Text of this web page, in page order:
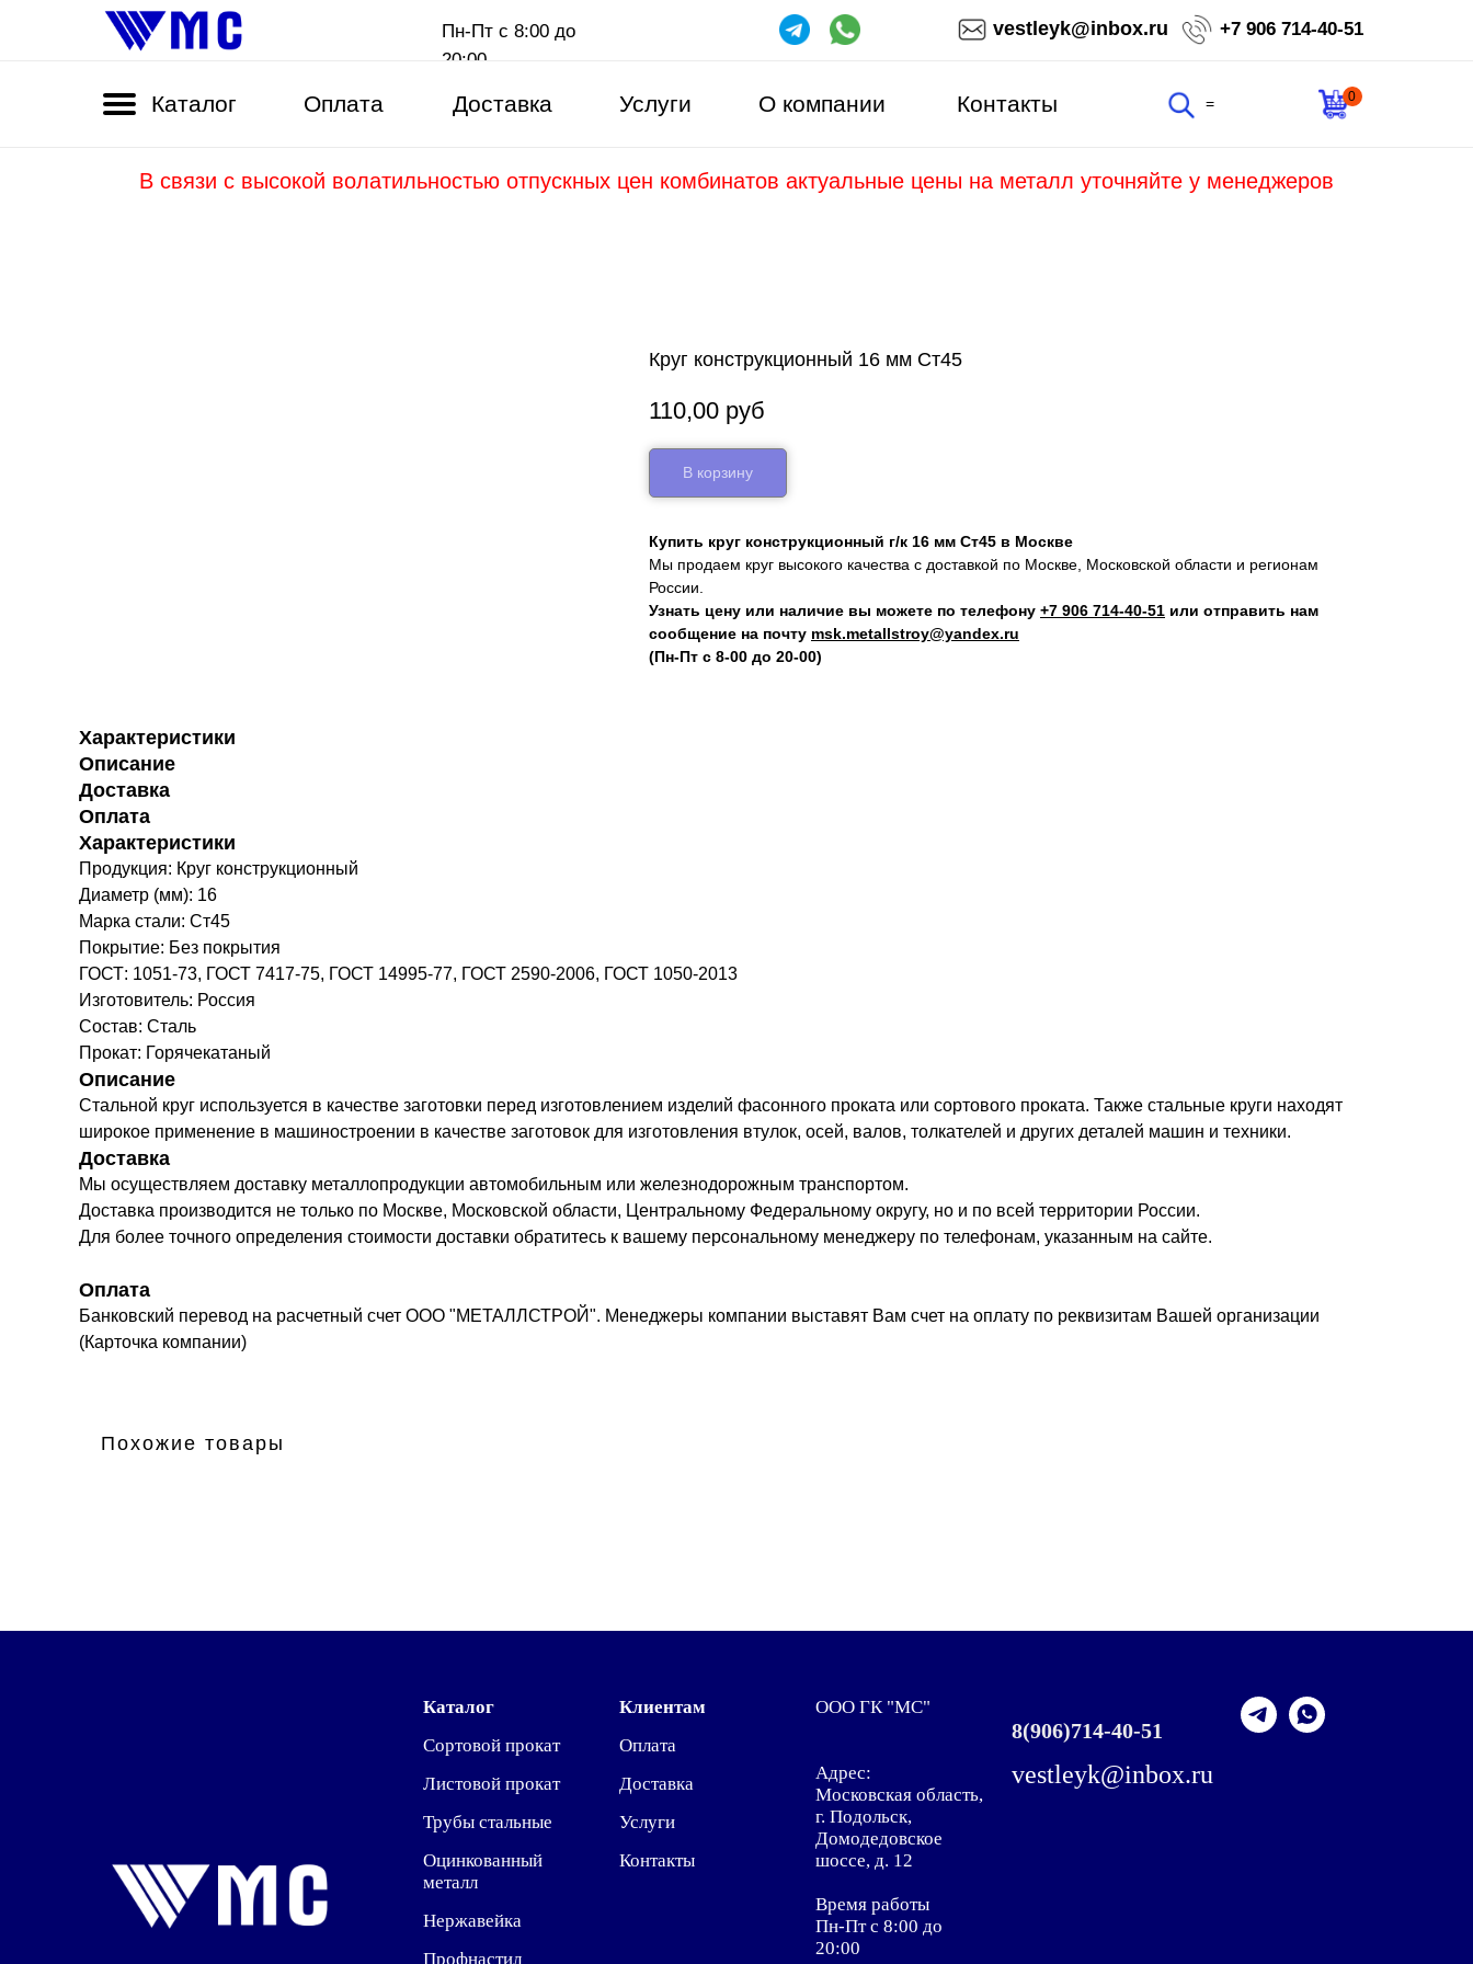
+7 906 714-40-51
vestleyk@inbox.ru
Пн-Пт с 8:00 до
20:00
= 0
Каталог Доставка Услуги Контакты
О компании
Оплата
В связи с высокой волатильностью отпускных цен комбинатов актуальные цены на металл уточняйте у менеджеров
Круг конструкционный 16 мм Ст45
110,00 руб
В корзину
Купить круг конструкционный г/к 16 мм Ст45 в Москве
Мы продаем круг высокого качества с доставкой по Москве, Московской области и регионам
России.
Узнать цену или наличие вы можете по телефону +7 906 714‑40-51 или отправить нам
сообщение на почту msk.metallstroy@yandex.ru
(Пн-Пт с 8-00 до 20-00)
Характеристики
Описание
Доставка
Оплата
Характеристики
Продукция: Круг конструкционный
Диаметр (мм): 16
Марка стали: Ст45
Покрытие: Без покрытия
ГОСТ: 1051-73, ГОСТ 7417-75, ГОСТ 14995-77, ГОСТ 2590-2006, ГОСТ 1050-2013
Изготовитель: Россия
Состав: Сталь
Прокат: Горячекатаный
Описание
Стальной круг используется в качестве заготовки перед изготовлением изделий фасонного проката или сортового проката. Также стальные круги находят
широкое применение в машиностроении в качестве заготовок для изготовления втулок, осей, валов, толкателей и других деталей машин и техники.
Доставка
Мы осуществляем доставку металлопродукции автомобильным или железнодорожным транспортом.
Доставка производится не только по Москве, Московской области, Центральному Федеральному округу, но и по всей территории России.
Для более точного определения стоимости доставки обратитесь к вашему персональному менеджеру по телефонам, указанным на сайте.
Оплата
Банковский перевод на расчетный счет ООО "МЕТАЛЛСТРОЙ". Менеджеры компании выставят Вам счет на оплату по реквизитам Вашей организации
(Карточка компании)
Похожие товары
Каталог
Сортовой прокат
Листовой прокат
Трубы стальные
Оцинкованный
металл
Нержавейка
Профнастил
Клиентам
Оплата
Доставка
Услуги
Контакты
ООО ГК "МС"
Адрес:
Московская область,
г. Подольск,
Домодедовское
шоссе, д. 12
Время работы
Пн-Пт с 8:00 до
20:00
8(906)714-40-51
vestleyk@inbox.ru